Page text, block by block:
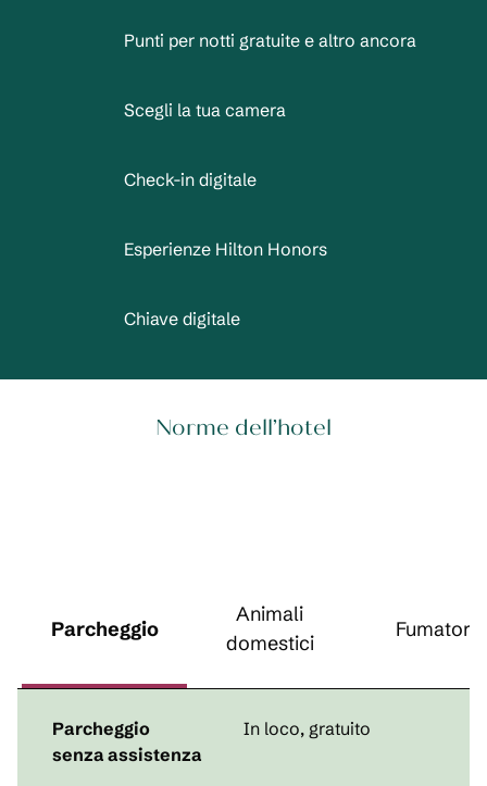
Punti per notti gratuite e altro ancora
Scegli la tua camera
Check-in digitale
Esperienze Hilton Honors
Chiave digitale
Norme dell’hotel
Parcheggio
Animali
domestici
Fumatori
Parcheggio
senza assistenza
In loco, gratuito